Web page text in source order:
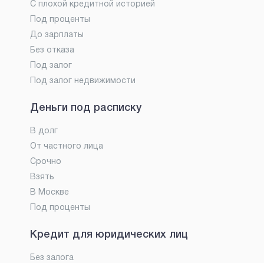
С плохой кредитной историей
Под проценты
До зарплаты
Без отказа
Под залог
Под залог недвижимости
Деньги под расписку
В долг
От частного лица
Срочно
Взять
В Москве
Под проценты
Кредит для юридических лиц
Без залога